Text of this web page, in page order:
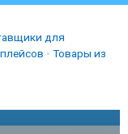
для
• Товары из